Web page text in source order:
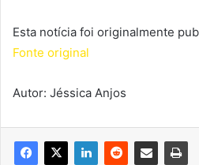
Esta notícia foi originalmente
Fonte original
Autor: Jéssica Anjos